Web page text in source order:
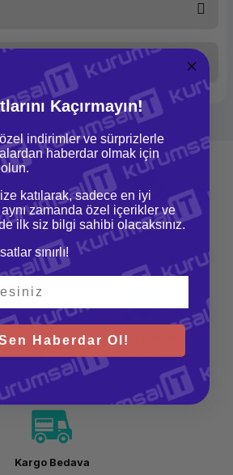
Yorum Yaz
henüz soru sorulmamış.
İade ve Değişim
Kolay iade ve değişim imkanı
Güvenli Alışveriş
256 bit SSL sertifikası
Kargo Bedava
Kaçırmayın!
indirimler ve sürprizlerle
haberdar olmak için
katılarak, sadece en iyi
aynı zamanda özel içerikler ve
ilk siz bilgi sahibi olacaksınız.
sınırlı!
Haberdar Ol!